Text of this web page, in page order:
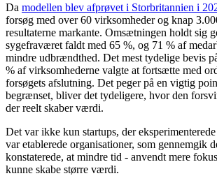
Da modellen blev afprøvet i Storbritannien i
forsøg med over 60 virksomheder og knap
resultaterne markante. Omsætningen holdt sig
sygefraværet faldt med 65 %, og 71 % af
mindre udbrændthed. Det mest tydelige bevis
% af virksomhederne valgte at fortsætte med
forsøgets afslutning. Det peger på en vigtig
begrænset, bliver det tydeligere, hvor den
der reelt skaber værdi.
Det var ikke kun startups, der
var etablerede organisationer, som gennemgik
konstaterede, at mindre tid - anvendt mere
kunne skabe større værdi.